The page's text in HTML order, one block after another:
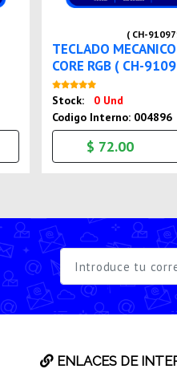
( CH-
TECLADO
CORE RGB ( CH-
Stock:
0 Und
Codigo Interno: 004896
$ 72.00
ENLACES DE